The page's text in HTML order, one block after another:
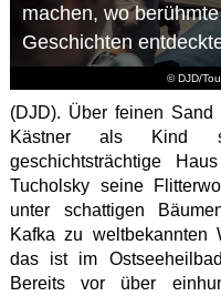
© DJD/
machen, wo
Geschichten
(DJD). Über feinen
Kästner als Kind
geschichtsträchtige
Tucholsky seine
unter schattigen
Kafka zu weltbekannten
das ist im
Bereits vor über